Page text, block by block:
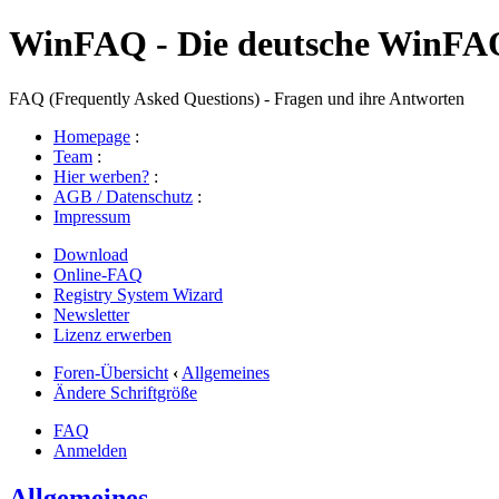
WinFAQ - Die deutsche
FAQ (Frequently Asked Questions) - Fragen und ihre Antworten
Homepage :
Team :
Hier werben? :
AGB / Datenschutz :
Impressum
Download
Online-FAQ
Registry System Wizard
Newsletter
Lizenz erwerben
Foren-Übersicht ‹ Allgemeines
Ändere Schriftgröße
FAQ
Anmelden